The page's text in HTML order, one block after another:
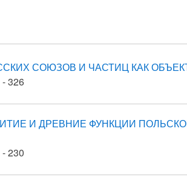
СОЮЗОВ И ЧАСТИЦ КАК
326
И ДРЕВНИЕ ФУНКЦИИ
230